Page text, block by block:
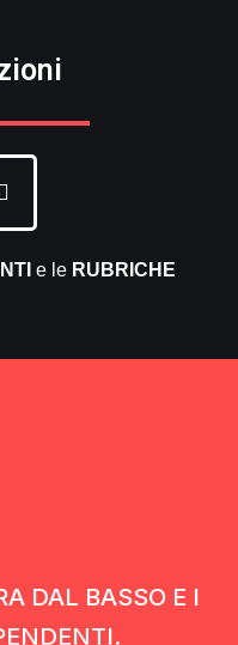
e le RUBRICHE
DAL BASSO E I